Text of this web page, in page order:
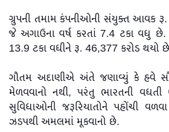
ગ્રુપની તમામ કંપનીઓની સંયુક્ત આવક રૂ.
જે અગાઉના વર્ષ કરતાં 7.4 ટકા વધુ છે.
13.9 ટકા વધીને રૂ. 46,377 કરોડ થયો
ગૌતમ અદાણીએ અંતે જણાવ્યું કે હવે
મેળવવાનો નથી, પરંતુ ભારતની વધતી
સુવિધાઓની જરૂરિયાતોને પહોંચી
ઝડપથી અમલમાં મૂકવાનો છે.